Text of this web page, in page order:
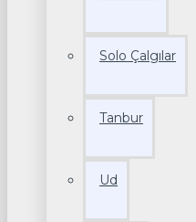
Solo Çalgılar
Tanbur
Ud